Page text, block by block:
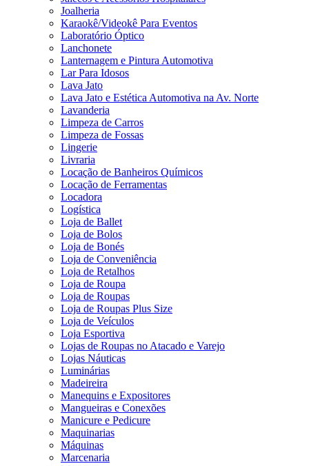
Joalheria
Karaokê/Videokê Para Eventos
Laboratório Óptico
Lanchonete
Lanternagem e Pintura Automotiva
Lar Para Idosos
Lava Jato
Lava Jato e Estética Automotiva na Av. Norte
Lavanderia
Limpeza de Carros
Limpeza de Fossas
Lingerie
Livraria
Locação de Banheiros Químicos
Locação de Ferramentas
Locadora
Logística
Loja de Ballet
Loja de Bolos
Loja de Bonés
Loja de Conveniência
Loja de Retalhos
Loja de Roupa
Loja de Roupas
Loja de Roupas Plus Size
Loja de Veículos
Loja Esportiva
Lojas de Roupas no Atacado e Varejo
Lojas Náuticas
Luminárias
Madeireira
Manequins e Expositores
Mangueiras e Conexões
Manicure e Pedicure
Maquinarias
Máquinas
Marcenaria